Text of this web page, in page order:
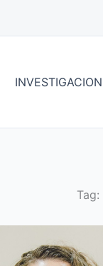
INVESTIGACION
Tag: